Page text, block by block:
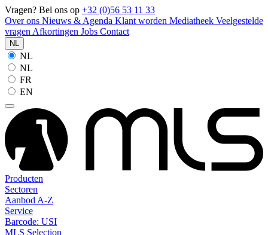
Vragen? Bel ons op +32 (0)56 53 11 33
Over ons Nieuws & Agenda Klant worden Mediatheek Veelgestelde
vragen Afkortingen Jobs Contact
NL
NL
NL
FR
EN
Producten
Sectoren
Aanbod A-Z
Service
Barcode: USI
MLS Selection